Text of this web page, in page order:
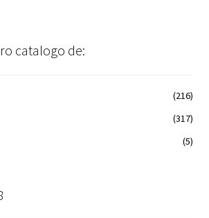
catalogo de:
(216)
(317)
(5)